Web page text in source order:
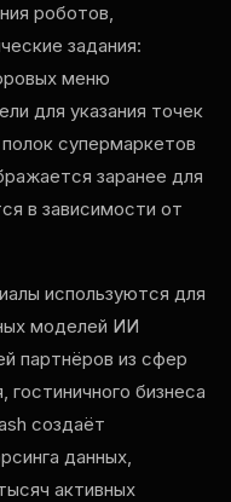
роботов,
задания:
меню
для указания точек
супермаркетов
заранее для
в зависимости от
используются для
моделей ИИ
партнёров из сфер
гостиничного бизнеса
создаёт
данных,
активных